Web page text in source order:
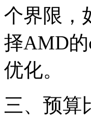
个界限，
择AMD
优化。
三、预算